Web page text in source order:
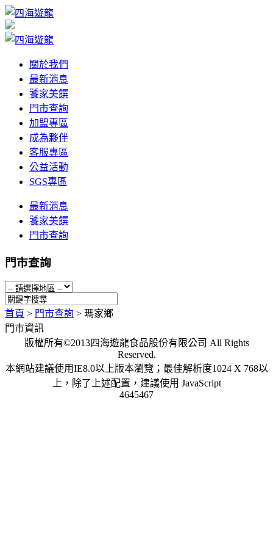
關於我們
最新消息
饕家美饌
門市查詢
加盟專區
成為夥伴
客服專區
公益活動
SGS專區
最新消息
饕家美饌
門市查詢
門市查詢
首頁 > 門市查詢 > 瑪家鄉
門市資訊
版權所有©2013四海遊龍食品股份有限公司 All Rights
Reserved.
本網站建議使用IE8.0以上版本瀏覽；最佳解析度1024 X 768以
上，除了上述配置，建議使用 JavaScript
4645467